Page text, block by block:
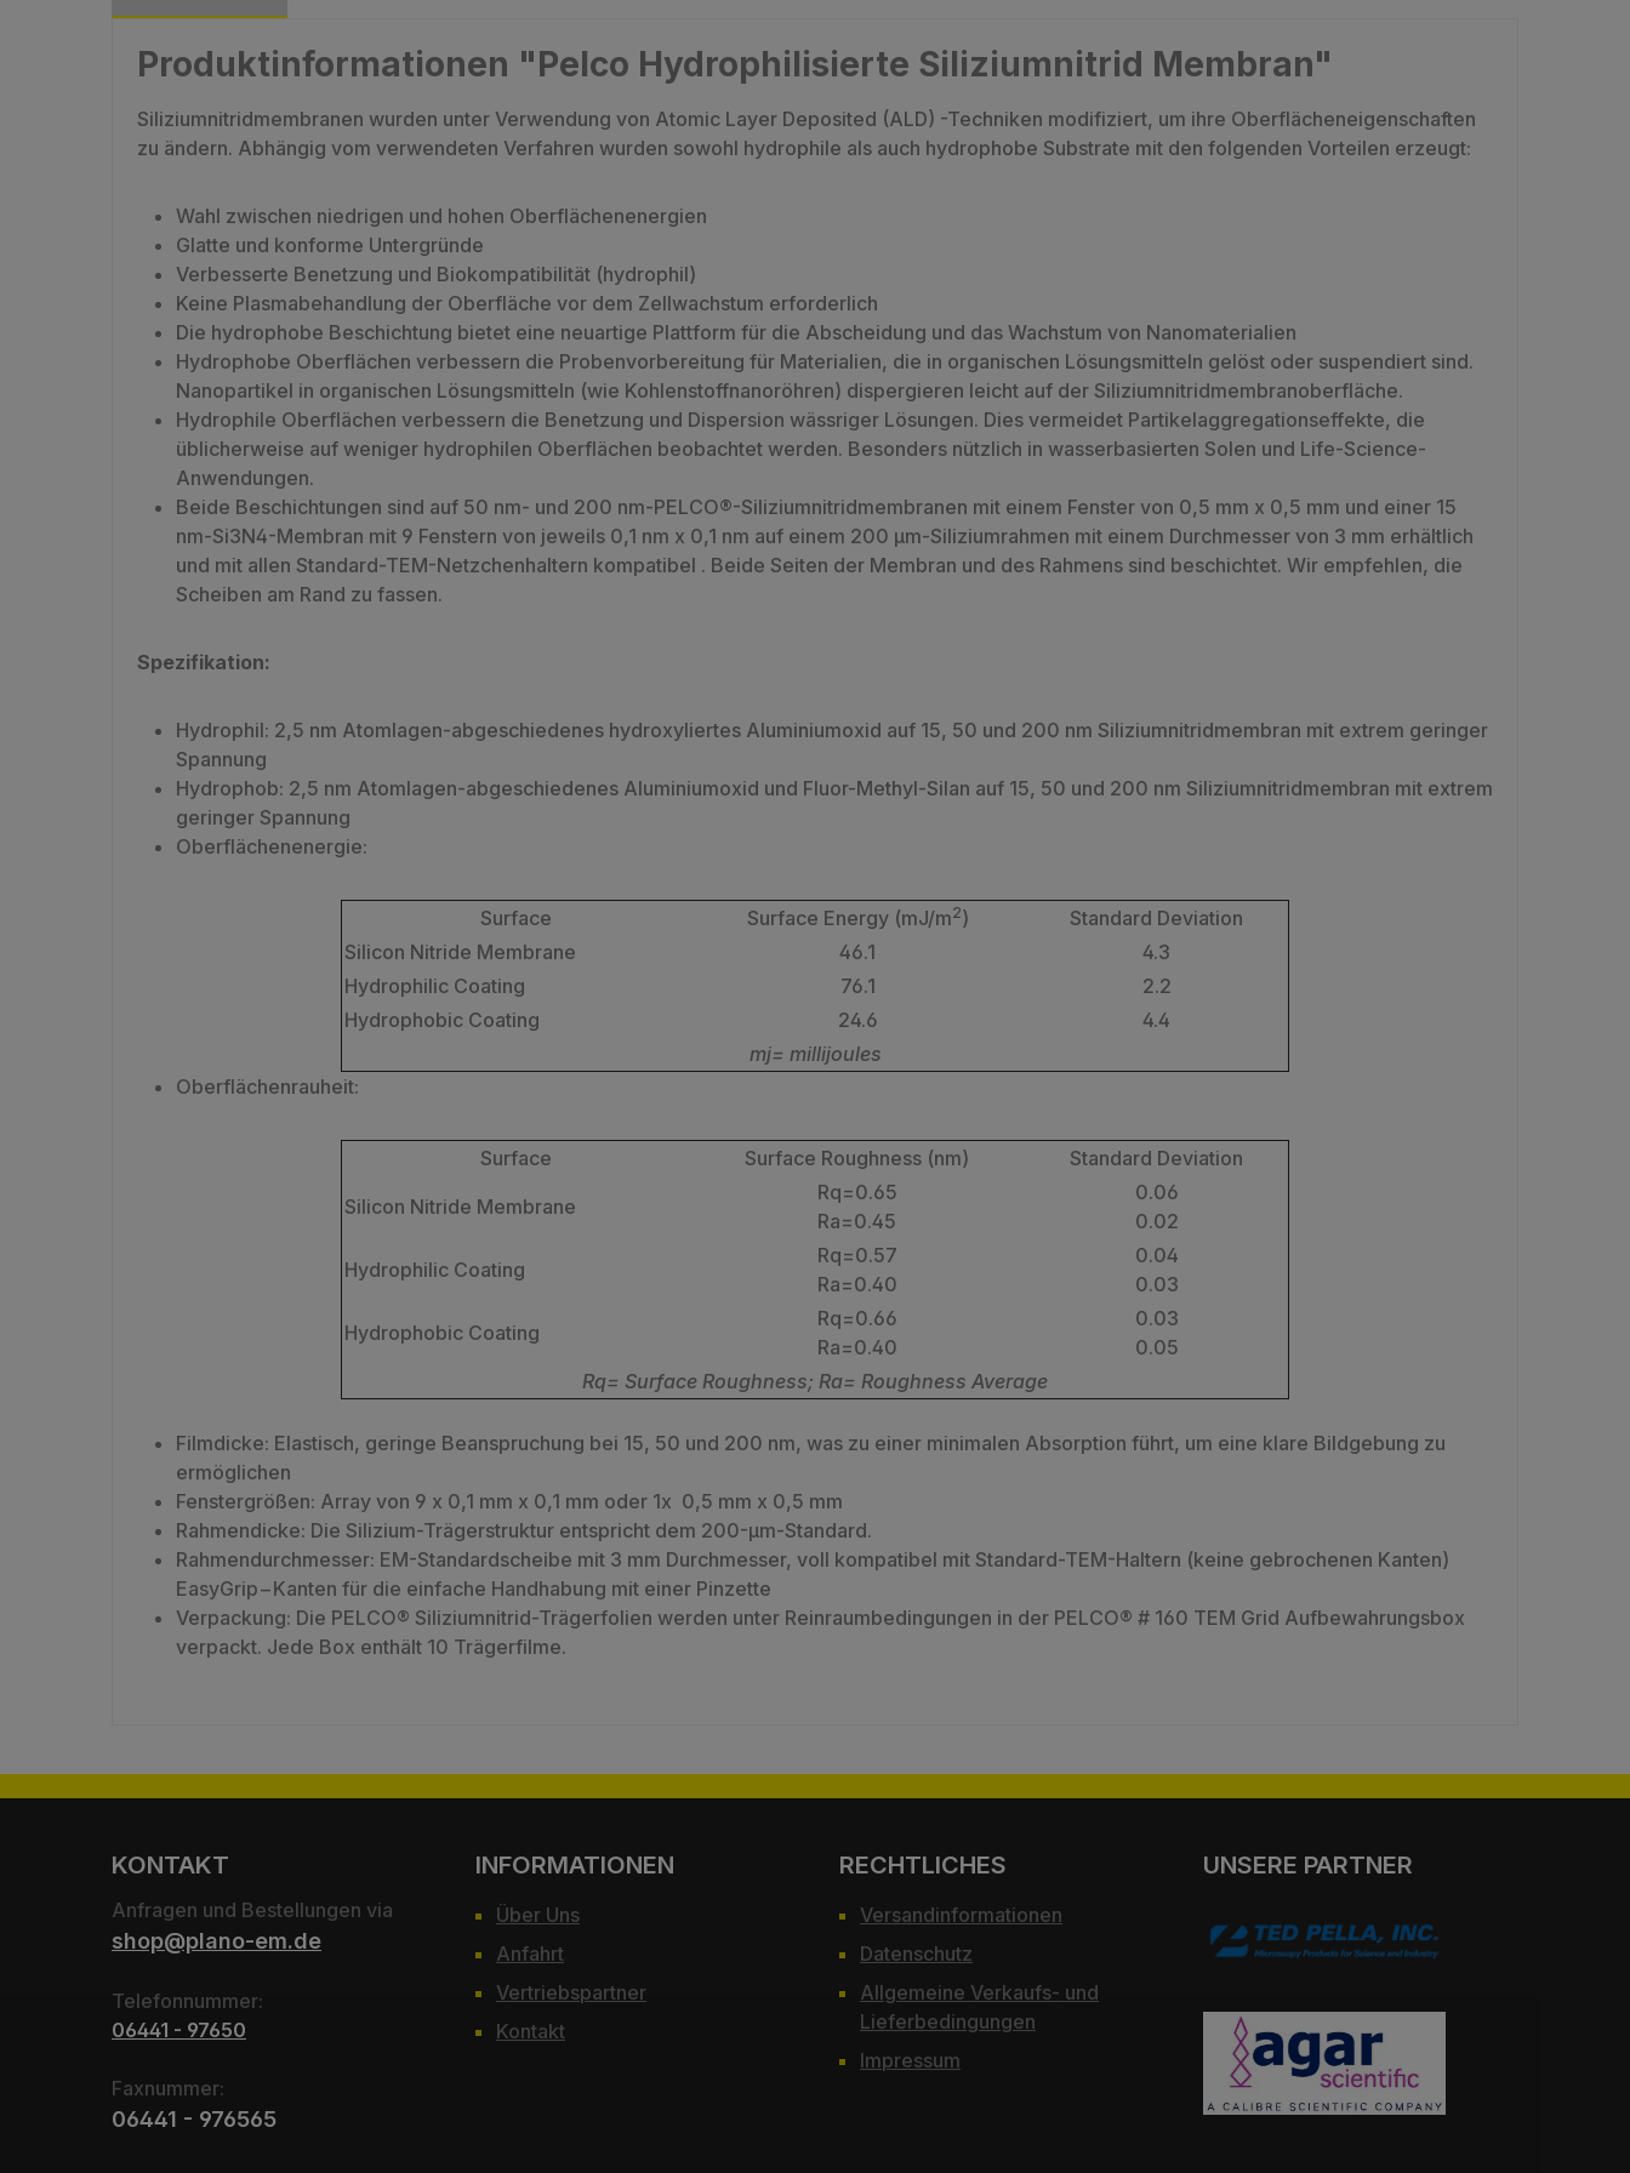
Produktinformationen "Pelco Hydrophilisierte Siliziumnitrid Membran"
Siliziumnitridmembranen wurden unter Verwendung von Atomic Layer Deposited (ALD) -Techniken modifiziert, um ihre Oberflächeneigenschaften
zu ändern. Abhängig vom verwendeten Verfahren wurden sowohl hydrophile als auch hydrophobe Substrate mit den folgenden Vorteilen erzeugt:
Wahl zwischen niedrigen und hohen Oberflächenenergien
Glatte und konforme Untergründe
Verbesserte Benetzung und Biokompatibilität (hydrophil)
Keine Plasmabehandlung der Oberfläche vor dem Zellwachstum erforderlich
Die hydrophobe Beschichtung bietet eine neuartige Plattform für die Abscheidung und das Wachstum von Nanomaterialien
Hydrophobe Oberflächen verbessern die Probenvorbereitung für Materialien, die in organischen Lösungsmitteln gelöst oder suspendiert sind.
Nanopartikel in organischen Lösungsmitteln (wie Kohlenstoffnanoröhren) dispergieren leicht auf der Siliziumnitridmembranoberfläche.
Hydrophile Oberflächen verbessern die Benetzung und Dispersion wässriger Lösungen. Dies vermeidet Partikelaggregationseffekte, die
üblicherweise auf weniger hydrophilen Oberflächen beobachtet werden. Besonders nützlich in wasserbasierten Solen und Life-Science-
Anwendungen.
Beide Beschichtungen sind auf 50 nm- und 200 nm-PELCO®-Siliziumnitridmembranen mit einem Fenster von 0,5 mm x 0,5 mm und einer 15
nm-Si3N4-Membran mit 9 Fenstern von jeweils 0,1 nm x 0,1 nm auf einem 200 µm-Siliziumrahmen mit einem Durchmesser von 3 mm erhältlich
und mit allen Standard-TEM-Netzchenhaltern kompatibel . Beide Seiten der Membran und des Rahmens sind beschichtet. Wir empfehlen, die
Scheiben am Rand zu fassen.
Spezifikation:
Hydrophil: 2,5 nm Atomlagen-abgeschiedenes hydroxyliertes Aluminiumoxid auf 15, 50 und 200 nm Siliziumnitridmembran mit extrem geringer
Spannung
Hydrophob: 2,5 nm Atomlagen-abgeschiedenes Aluminiumoxid und Fluor-Methyl-Silan auf 15, 50 und 200 nm Siliziumnitridmembran mit extrem
geringer Spannung
Oberflächenenergie:
Surface Surface Energy (mJ/m2)
Standard Deviation
Silicon Nitride Membrane
46.1
4.3
Hydrophilic Coating
76.1
2.2
Hydrophobic Coating
24.6
4.4
mj= millijoules
Oberflächenrauheit:
Surface Surface Roughness (nm)
Standard Deviation
Silicon Nitride Membrane
Rq=0.65
Ra=0.45
0.06
0.02
Hydrophilic Coating
Rq=0.57
Ra=0.40
0.04
0.03
Hydrophobic Coating
Rq=0.66
Ra=0.40
0.03
0.05
Rq= Surface Roughness; Ra= Roughness Average
Filmdicke: Elastisch, geringe Beanspruchung bei 15, 50 und 200 nm, was zu einer minimalen Absorption führt, um eine klare Bildgebung zu
ermöglichen
Fenstergrößen: Array von 9 x 0,1 mm x 0,1 mm oder 1x 0,5 mm x 0,5 mm
Rahmendicke: Die Silizium-Trägerstruktur entspricht dem 200-µm-Standard.
Rahmendurchmesser: EM-Standardscheibe mit 3 mm Durchmesser, voll kompatibel mit Standard-TEM-Haltern (keine gebrochenen Kanten)
EasyGrip−Kanten für die einfache Handhabung mit einer Pinzette
Verpackung: Die PELCO® Siliziumnitrid-Trägerfolien werden unter Reinraumbedingungen in der PELCO® # 160 TEM Grid Aufbewahrungsbox
verpackt. Jede Box enthält 10 Trägerfilme.
KONTAKT
Anfragen und Bestellungen via
shop@plano-em.de
Telefonnummer:
06441 - 97650
Faxnummer:
06441 - 976565
INFORMATIONEN
Über Uns
Anfahrt
Vertriebspartner
Kontakt
RECHTLICHES
Versandinformationen
Datenschutz
Allgemeine Verkaufs- und
Lieferbedingungen
Impressum
UNSERE PARTNER